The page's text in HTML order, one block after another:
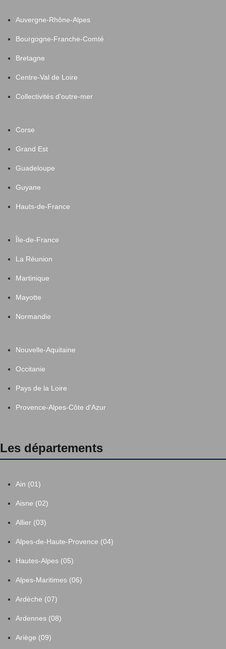
Auvergne-Rhône-Alpes
Bourgogne-Franche-Comté
Bretagne
Centre-Val de Loire
Collectivités d'outre-mer
Corse
Grand Est
Guadeloupe
Guyane
Hauts-de-France
Île-de-France
La Réunion
Martinique
Mayotte
Normandie
Nouvelle-Aquitaine
Occitanie
Pays de la Loire
Provence-Alpes-Côte d'Azur
Les départements
Ain (01)
Aisne (02)
Allier (03)
Alpes-de-Haute-Provence (04)
Hautes-Alpes (05)
Alpes-Maritimes (06)
Ardèche (07)
Ardennes (08)
Ariège (09)